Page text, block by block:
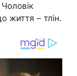
життя – тлін.